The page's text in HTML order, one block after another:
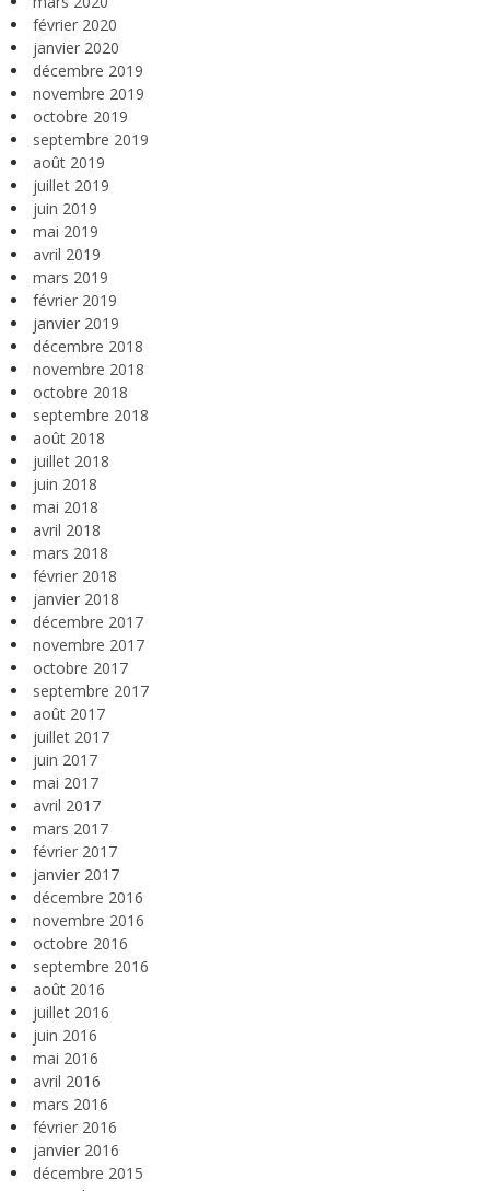
février 2020
janvier 2020
décembre 2019
novembre 2019
octobre 2019
septembre 2019
août 2019
juillet 2019
juin 2019
mai 2019
avril 2019
mars 2019
février 2019
janvier 2019
décembre 2018
novembre 2018
octobre 2018
septembre 2018
août 2018
juillet 2018
juin 2018
mai 2018
avril 2018
mars 2018
février 2018
janvier 2018
décembre 2017
novembre 2017
octobre 2017
septembre 2017
août 2017
juillet 2017
juin 2017
mai 2017
avril 2017
mars 2017
février 2017
janvier 2017
décembre 2016
novembre 2016
octobre 2016
septembre 2016
août 2016
juillet 2016
juin 2016
mai 2016
avril 2016
mars 2016
février 2016
janvier 2016
décembre 2015